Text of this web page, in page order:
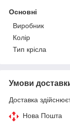
Основні
Виробник
Колір
Тип крісла
Умови
Доставка
Нова Пошта